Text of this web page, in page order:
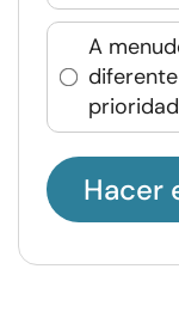
A
Hacer